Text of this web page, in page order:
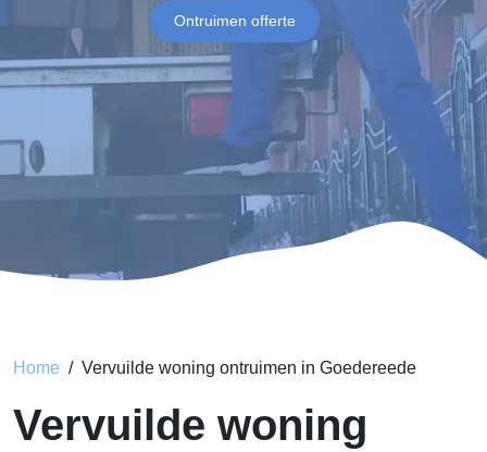
Ontruimen offerte
Home Vervuilde woning ontruimen in Goedereede
Vervuilde woning